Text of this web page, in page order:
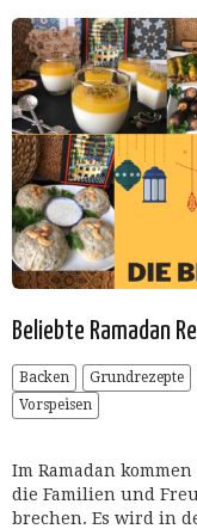
Beliebte Ramadan
Backen Grundrezepte
Vorspeisen
Im Ramadan
die Familien und
brechen. Es wird in